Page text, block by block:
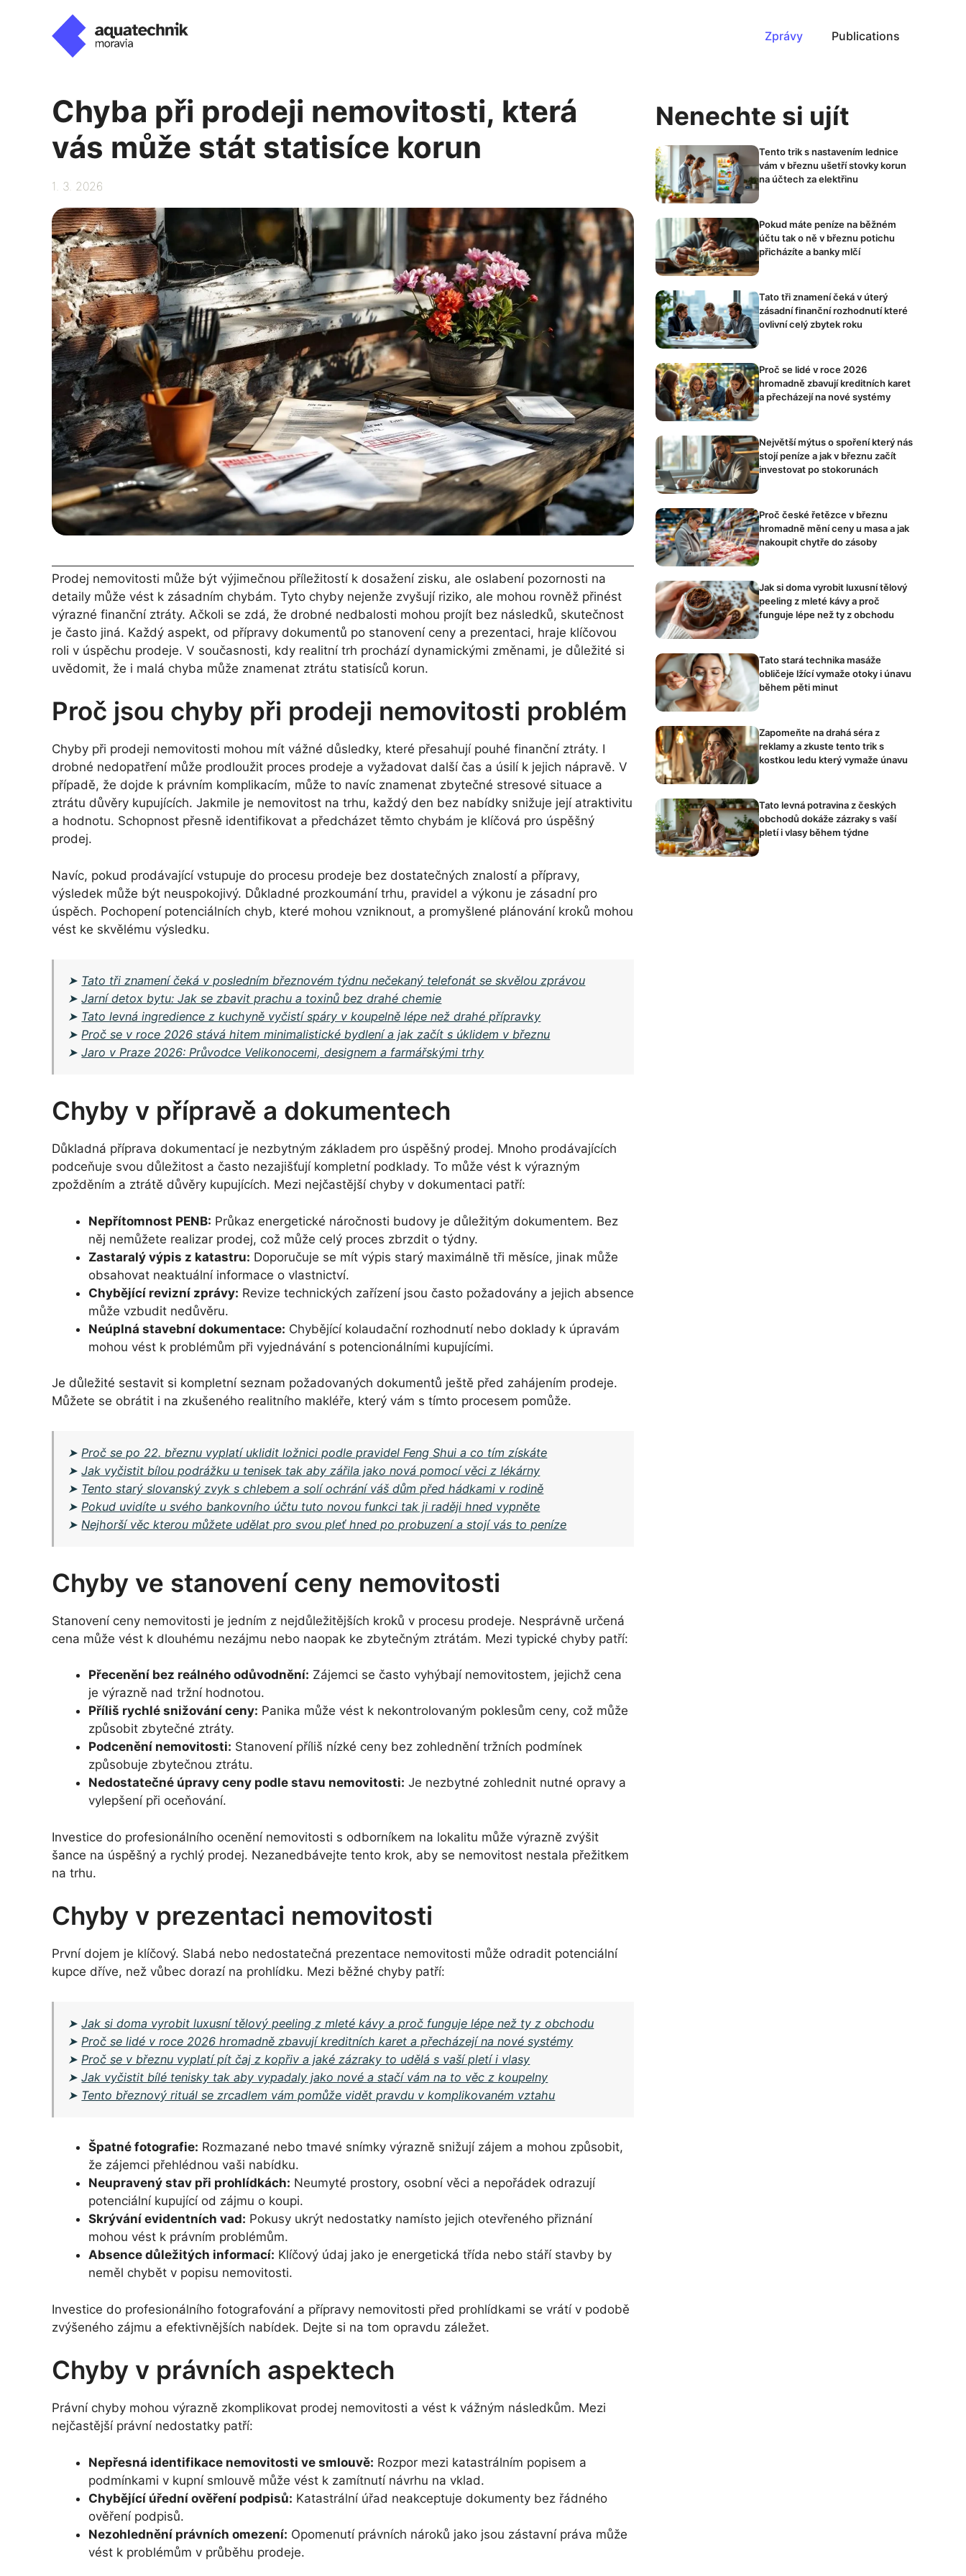
Zprávy Publications
Chyba při prodeji nemovitosti, která
vás může stát statisíce korun
1. 3. 2026
Prodej nemovitosti může být výjimečnou příležitostí k dosažení zisku, ale oslabení pozornosti na
detaily může vést k zásadním chybám. Tyto chyby nejenže zvyšují riziko, ale mohou rovněž přinést
výrazné finanční ztráty. Ačkoli se zdá, že drobné nedbalosti mohou projít bez následků, skutečnost
je často jiná. Každý aspekt, od přípravy dokumentů po stanovení ceny a prezentaci, hraje klíčovou
roli v úspěchu prodeje. V současnosti, kdy realitní trh prochází dynamickými změnami, je důležité si
uvědomit, že i malá chyba může znamenat ztrátu statisíců korun.
Proč jsou chyby při prodeji nemovitosti problém
Chyby při prodeji nemovitosti mohou mít vážné důsledky, které přesahují pouhé finanční ztráty. I
drobné nedopatření může prodloužit proces prodeje a vyžadovat další čas a úsilí k jejich nápravě. V
případě, že dojde k právním komplikacím, může to navíc znamenat zbytečné stresové situace a
ztrátu důvěry kupujících. Jakmile je nemovitost na trhu, každý den bez nabídky snižuje její atraktivitu
a hodnotu. Schopnost přesně identifikovat a předcházet těmto chybám je klíčová pro úspěšný
prodej.
Navíc, pokud prodávající vstupuje do procesu prodeje bez dostatečných znalostí a přípravy,
výsledek může být neuspokojivý. Důkladné prozkoumání trhu, pravidel a výkonu je zásadní pro
úspěch. Pochopení potenciálních chyb, které mohou vzniknout, a promyšlené plánování kroků mohou
vést ke skvělému výsledku.
➤ Tato tři znamení čeká v posledním březnovém týdnu nečekaný telefonát se skvělou zprávou
➤Jarní detox bytu: Jak se zbavit prachu a toxinů bez drahé chemie
➤ Tato levná ingredience z kuchyně vyčistí spáry v koupelně lépe než drahé přípravky
➤Proč se v roce 2026 stává hitem minimalistické bydlení a jak začít s úklidem v březnu
➤Jaro v Praze 2026: Průvodce Velikonocemi, designem a farmářskými trhy
Chyby v přípravě a dokumentech
Důkladná příprava dokumentací je nezbytným základem pro úspěšný prodej. Mnoho prodávajících
podceňuje svou důležitost a často nezajišťují kompletní podklady. To může vést k výrazným
zpožděním a ztrátě důvěry kupujících. Mezi nejčastější chyby v dokumentaci patří:
Nepřítomnost PENB: Průkaz energetické náročnosti budovy je důležitým dokumentem. Bez
něj nemůžete realizar prodej, což může celý proces zbrzdit o týdny.
Zastaralý výpis z katastru: Doporučuje se mít výpis starý maximálně tři měsíce, jinak může
obsahovat neaktuální informace o vlastnictví.
Chybějící revizní zprávy: Revize technických zařízení jsou často požadovány a jejich absence
může vzbudit nedůvěru.
Neúplná stavební dokumentace: Chybějící kolaudační rozhodnutí nebo doklady k úpravám
mohou vést k problémům při vyjednávání s potencionálními kupujícími.
Je důležité sestavit si kompletní seznam požadovaných dokumentů ještě před zahájením prodeje.
Můžete se obrátit i na zkušeného realitního makléře, který vám s tímto procesem pomůže.
➤Proč se po 22. březnu vyplatí uklidit ložnici podle pravidel Feng Shui a co tím získáte
➤Jak vyčistit bílou podrážku u tenisek tak aby zářila jako nová pomocí věci z lékárny
➤ Tento starý slovanský zvyk s chlebem a solí ochrání váš dům před hádkami v rodině
➤Pokud uvidíte u svého bankovního účtu tuto novou funkci tak ji raději hned vypněte
➤Nejhorší věc kterou můžete udělat pro svou pleť hned po probuzení a stojí vás to peníze
Chyby ve stanovení ceny nemovitosti
Stanovení ceny nemovitosti je jedním z nejdůležitějších kroků v procesu prodeje. Nesprávně určená
cena může vést k dlouhému nezájmu nebo naopak ke zbytečným ztrátám. Mezi typické chyby patří:
Přecenění bez reálného odůvodnění: Zájemci se často vyhýbají nemovitostem, jejichž cena
je výrazně nad tržní hodnotou.
Příliš rychlé snižování ceny: Panika může vést k nekontrolovaným poklesům ceny, což může
způsobit zbytečné ztráty.
Podcenění nemovitosti: Stanovení příliš nízké ceny bez zohlednění tržních podmínek
způsobuje zbytečnou ztrátu.
Nedostatečné úpravy ceny podle stavu nemovitosti: Je nezbytné zohlednit nutné opravy a
vylepšení při oceňování.
Investice do profesionálního ocenění nemovitosti s odborníkem na lokalitu může výrazně zvýšit
šance na úspěšný a rychlý prodej. Nezanedbávejte tento krok, aby se nemovitost nestala přežitkem
na trhu.
Chyby v prezentaci nemovitosti
První dojem je klíčový. Slabá nebo nedostatečná prezentace nemovitosti může odradit potenciální
kupce dříve, než vůbec dorazí na prohlídku. Mezi běžné chyby patří:
➤Jak si doma vyrobit luxusní tělový peeling z mleté kávy a proč funguje lépe než ty z obchodu
➤Proč se lidé v roce 2026 hromadně zbavují kreditních karet a přecházejí na nové systémy
➤Proč se v březnu vyplatí pít čaj z kopřiv a jaké zázraky to udělá s vaší pletí i vlasy
➤Jak vyčistit bílé tenisky tak aby vypadaly jako nové a stačí vám na to věc z koupelny
➤ Tento březnový rituál se zrcadlem vám pomůže vidět pravdu v komplikovaném vztahu
Špatné fotografie: Rozmazané nebo tmavé snímky výrazně snižují zájem a mohou způsobit,
že zájemci přehlédnou vaši nabídku.
Neupravený stav při prohlídkách: Neumyté prostory, osobní věci a nepořádek odrazují
potenciální kupující od zájmu o koupi.
Skrývání evidentních vad: Pokusy ukrýt nedostatky namísto jejich otevřeného přiznání
mohou vést k právním problémům.
Absence důležitých informací: Klíčový údaj jako je energetická třída nebo stáří stavby by
neměl chybět v popisu nemovitosti.
Investice do profesionálního fotografování a přípravy nemovitosti před prohlídkami se vrátí v podobě
zvýšeného zájmu a efektivnějších nabídek. Dejte si na tom opravdu záležet.
Chyby v právních aspektech
Právní chyby mohou výrazně zkomplikovat prodej nemovitosti a vést k vážným následkům. Mezi
nejčastější právní nedostatky patří:
Nepřesná identifikace nemovitosti ve smlouvě: Rozpor mezi katastrálním popisem a
podmínkami v kupní smlouvě může vést k zamítnutí návrhu na vklad.
Chybějící úřední ověření podpisů: Katastrální úřad neakceptuje dokumenty bez řádného
ověření podpisů.
Nezohlednění právních omezení: Opomenutí právních nároků jako jsou zástavní práva může
vést k problémům v průběhu prodeje.
Nenechte si ujít
Tento trik s nastavením lednice
vám v březnu ušetří stovky korun
na účtech za elektřinu
Pokud máte peníze na běžném
účtu tak o ně v březnu potichu
přicházíte a banky mlčí
Tato tři znamení čeká v úterý
zásadní finanční rozhodnutí které
ovlivní celý zbytek roku
Proč se lidé v roce 2026
hromadně zbavují kreditních karet
a přecházejí na nové systémy
Největší mýtus o spoření který nás
stojí peníze a jak v březnu začít
investovat po stokorunách
Proč české řetězce v březnu
hromadně mění ceny u masa a jak
nakoupit chytře do zásoby
Jak si doma vyrobit luxusní tělový
peeling z mleté kávy a proč
funguje lépe než ty z obchodu
Tato stará technika masáže
obličeje lžící vymaže otoky i únavu
během pěti minut
Zapomeňte na drahá séra z
reklamy a zkuste tento trik s
kostkou ledu který vymaže únavu
Tato levná potravina z českých
obchodů dokáže zázraky s vaší
pletí i vlasy během týdne